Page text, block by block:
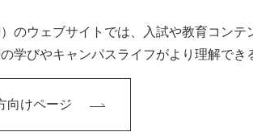
のウェブサイトでは、入試や教育コン
学びやキャンパスライフがより理解でき
向けページ